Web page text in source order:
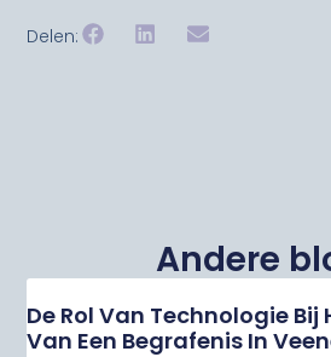
Delen:
Andere
De Rol Van Technologie
Van Een Begrafenis In